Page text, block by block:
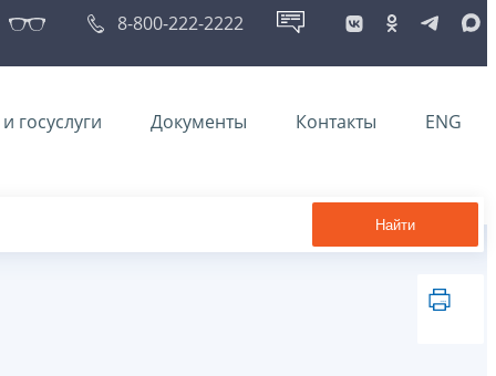
8-800-222-2222
госуслуги Документы Контакты ENG
Найти